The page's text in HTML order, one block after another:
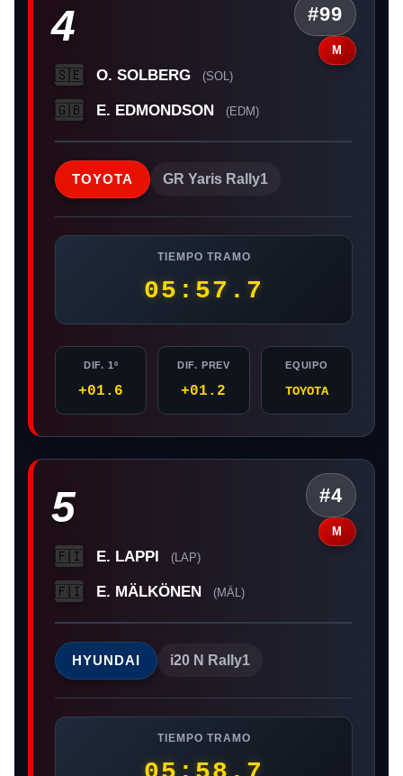
4 #99
M
🇸🇪 O. SOLBERG (SOL)
🇬🇧 E. EDMONDSON (EDM)
TOYOTA GR Yaris Rally1
TIEMPO TRAMO
05:57.7
DIF. 1º
+01.6
DIF. PREV
+01.2
EQUIPO
TOYOTA
5 #4
M
🇫🇮 E. LAPPI (LAP)
🇫🇮 E. MÄLKÖNEN (MÄL)
HYUNDAI i20 N Rally1
TIEMPO TRAMO